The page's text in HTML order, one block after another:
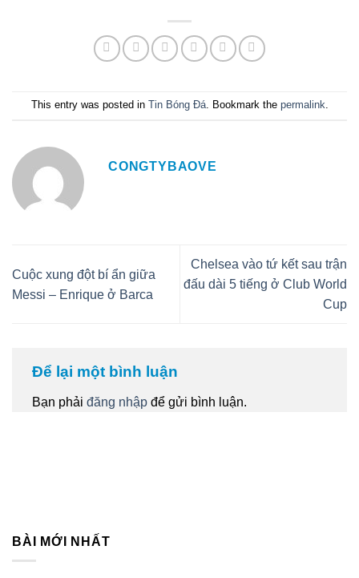
This entry was posted in Tin Bóng Đá. Bookmark the permalink.
CONGTYBAOVE
Cuộc xung đột bí ẩn giữa
Messi – Enrique ở Barca
Chelsea vào tứ kết sau trận
đấu dài 5 tiếng ở Club World
Cup
Để lại một bình luận
Bạn phải đăng nhập để gửi bình luận.
BÀI MỚI NHẤT